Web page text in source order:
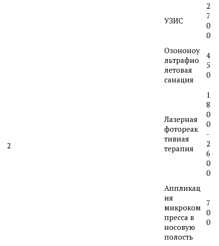
2
УЗИС
2
7
0
0
Озононоу
льтрафио
летовая
санация
4
5
0
Лазерная
фотореак
тивная
терапия
1
8
0
0
-
2
6
0
0
Аппликац
ия
микроком
пресса в
носовую
полость
7
0
0